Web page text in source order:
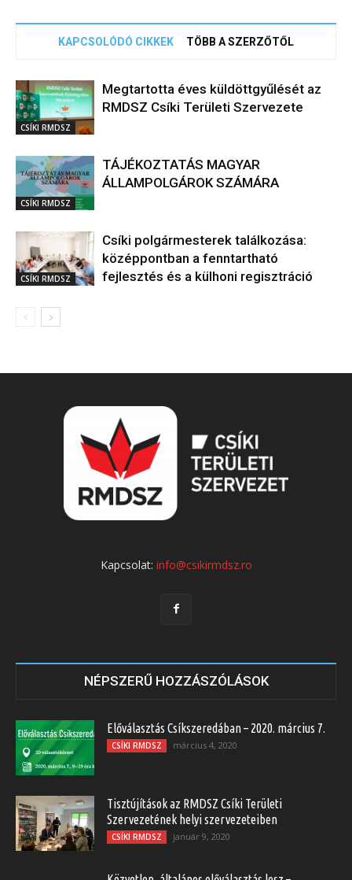
KAPCSOLÓDÓ CIKKEK TÖBB A SZERZŐTŐL
CSÍKI RMDSZ
Megtartotta éves küldöttgyűlését az
RMDSZ Csíki Területi Szervezete
CSÍKI RMDSZ
TÁJÉKOZTATÁS MAGYAR
ÁLLAMPOLGÁROK SZÁMÁRA
CSÍKI RMDSZ
Csíki polgármesterek találkozása:
középpontban a fenntartható
fejlesztés és a külhoni regisztráció
Kapcsolat: info@csikirmdsz.ro
NÉPSZERŰ HOZZÁSZÓLÁSOK
Előválasztás Csíkszeredában – 2020. március 7.
CSÍKI RMDSZ március 4, 2020
Tisztújítások az RMDSZ Csíki Területi
Szervezetének helyi szervezeteiben
CSÍKI RMDSZ január 9, 2020